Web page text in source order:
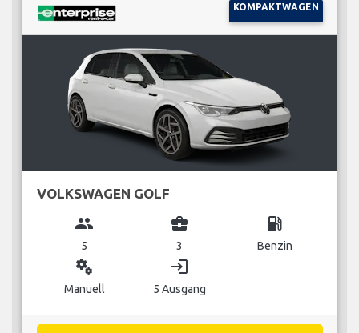
KOMPAKTWAGEN
VOLKSWAGEN GOLF
group
5
business_center
3
local_gas_station
Benzin
miscellaneous_services
Manuell
login
5 Ausgang